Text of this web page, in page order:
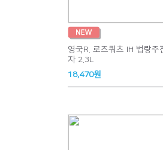
영국R. 로즈쿼츠 IH 법랑주
자 2.3L
18,470원